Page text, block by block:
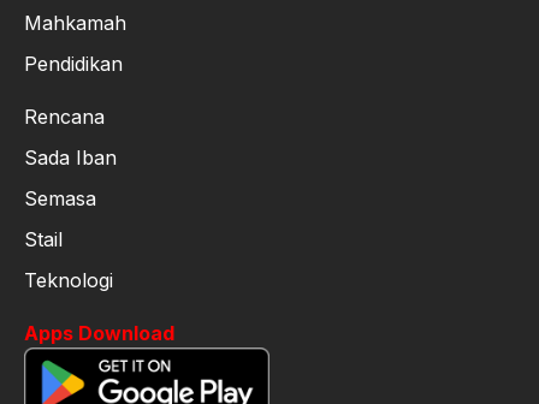
Mahkamah
Pendidikan
Rencana
Sada Iban
Semasa
Stail
Teknologi
Apps Download